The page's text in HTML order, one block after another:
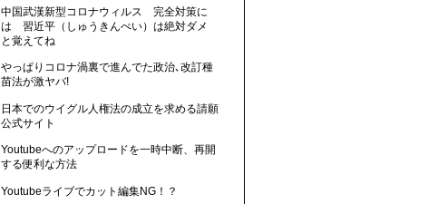
中国武漢新型コロナウィルス 完全対策に
は 習近平（しゅうきんぺい）は絶対ダメ
と覚えてね
やっぱりコロナ渦裏で進んでた政治､改訂種
苗法が激ヤバ!
日本でのウイグル人権法の成立を求める請願
公式サイト
Youtubeへのアップロードを一時中断、再開
する便利な方法
Youtubeライブでカット編集NG！？